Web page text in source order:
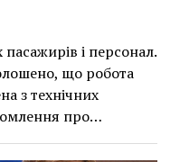
пасажирів і персонал.
що робота
з технічних
про…